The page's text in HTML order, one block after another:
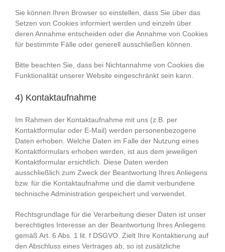
Sie können Ihren Browser so einstellen, dass Sie über das
Setzen von Cookies informiert werden und einzeln über
deren Annahme entscheiden oder die Annahme von Cookies
für bestimmte Fälle oder generell ausschließen können.
Bitte beachten Sie, dass bei Nichtannahme von Cookies die
Funktionalität unserer Website eingeschränkt sein kann.
4) Kontaktaufnahme
Im Rahmen der Kontaktaufnahme mit uns (z.B. per
Kontaktformular oder E-Mail) werden personenbezogene
Daten erhoben. Welche Daten im Falle der Nutzung eines
Kontaktformulars erhoben werden, ist aus dem jeweiligen
Kontaktformular ersichtlich. Diese Daten werden
ausschließlich zum Zweck der Beantwortung Ihres Anliegens
bzw. für die Kontaktaufnahme und die damit verbundene
technische Administration gespeichert und verwendet.
Rechtsgrundlage für die Verarbeitung dieser Daten ist unser
berechtigtes Interesse an der Beantwortung Ihres Anliegens
gemäß Art. 6 Abs. 1 lit. f DSGVO. Zielt Ihre Kontaktierung auf
den Abschluss eines Vertrages ab, so ist zusätzliche